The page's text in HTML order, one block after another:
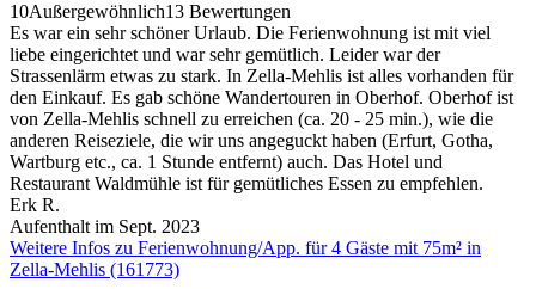
10Außergewöhnlich13 Bewertungen
Es war ein sehr schöner Urlaub. Die Ferienwohnung ist mit viel
liebe eingerichtet und war sehr gemütlich. Leider war der
Strassenlärm etwas zu stark. In Zella-Mehlis ist alles vorhanden für
den Einkauf. Es gab schöne Wandertouren in Oberhof. Oberhof ist
von Zella-Mehlis schnell zu erreichen (ca. 20 - 25 min.), wie die
anderen Reiseziele, die wir uns angeguckt haben (Erfurt, Gotha,
Wartburg etc., ca. 1 Stunde entfernt) auch. Das Hotel und
Restaurant Waldmühle ist für gemütliches Essen zu empfehlen.
Erk R.
Aufenthalt im Sept. 2023
Weitere Infos zu Ferienwohnung/App. für 4 Gäste mit 75m² in
Zella-Mehlis (161773)